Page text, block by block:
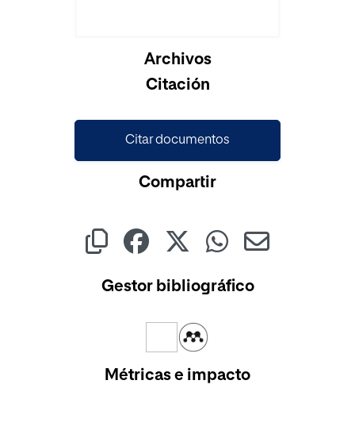
Archivos
Citación
Citar documentos
Compartir
Gestor bibliográfico
Métricas e impacto